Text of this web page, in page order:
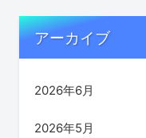
アーカイブ
2026年6月
2026年5月